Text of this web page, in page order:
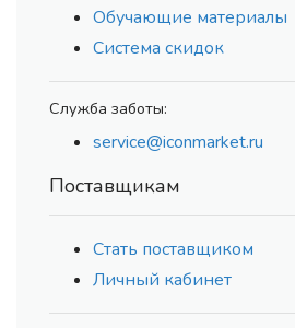
Обучающие материалы
Система скидок
Служба заботы:
service@iconmarket.ru
Поставщикам
Стать поставщиком
Личный кабинет